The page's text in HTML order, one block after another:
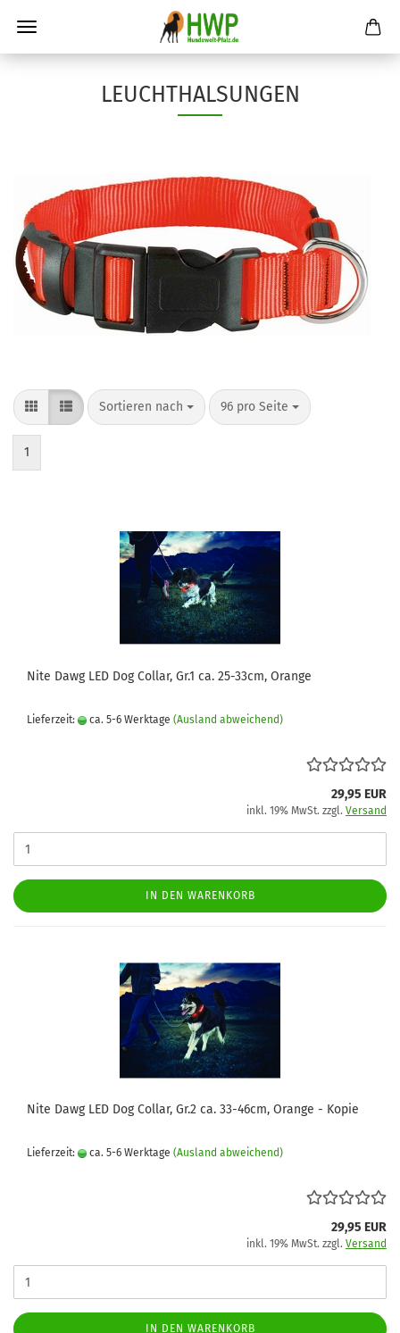
LEUCHTHALSUNGEN
Sortieren nach
Sortieren nach 96 pro Seite
pro Seite
1
Nite Dawg LED Dog Collar, Gr.1 ca. 25-33cm, Orange
Lieferzeit: ca. 5-6 Werktage (Ausland abweichend)
29,95 EUR
inkl. 19% MwSt. zzgl. Versand
IN DEN WARENKORB
Nite Dawg LED Dog Collar, Gr.2 ca. 33-46cm, Orange - Kopie
Lieferzeit: ca. 5-6 Werktage (Ausland abweichend)
29,95 EUR
inkl. 19% MwSt. zzgl. Versand
IN DEN WARENKORB